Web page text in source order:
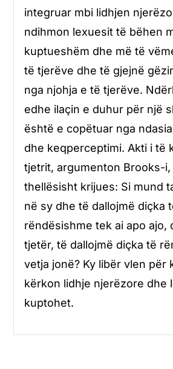
integruar mbi lidhjen
ndihmon lexuesit të bëhen
kuptueshëm dhe më të
të tjerëve dhe të gjejnë
nga njohja e të tjerëve.
edhe ilaçin e duhur për një
është e copëtuar nga
dhe keqperceptimi. Akti i të
tjetrit, argumenton Brooks-i,
thellësisht krijues: Si mund
në sy dhe të dallojmë diçka
rëndësishme tek ai apo ajo,
tjetër, të dallojmë diçka të
vetja jonë? Ky libër vlen për
kërkon lidhje njerëzore dhe
kuptohet.